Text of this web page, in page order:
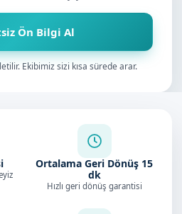
Ön Bilgi Al
Ekibimiz sizi kısa sürede arar.
Ortalama Geri Dönüş 15
dk
Hızlı geri dönüş garantisi